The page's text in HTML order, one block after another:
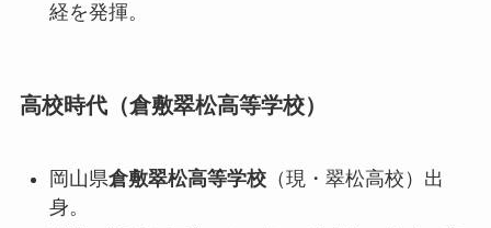
経を発揮。
高校時代（倉敷翠松高等学校）
岡山県倉敷翠松高等学校（現・翠松高校）出
身。